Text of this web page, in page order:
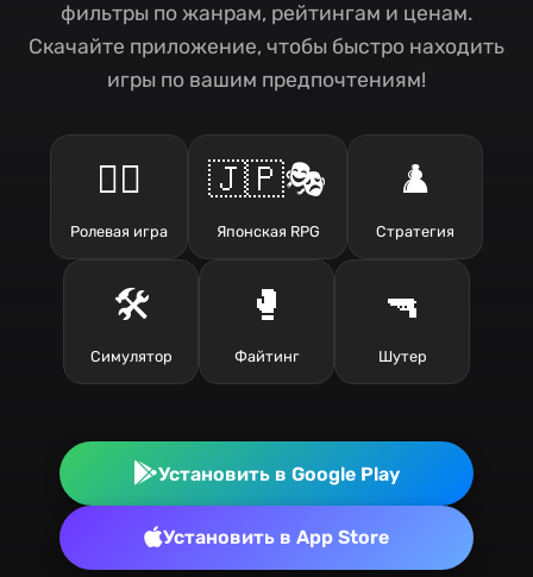
фильтры по жанрам, рейтингам и ценам.
Скачайте приложение, чтобы быстро находить
игры по вашим предпочтениям!
🧙‍♂️
Ролевая игра
🇯🇵🎭
Японская RPG
♟️
Стратегия
🛠️
Симулятор
🥊
Файтинг
🔫
Шутер
Установить в Google Play
Установить в App Store